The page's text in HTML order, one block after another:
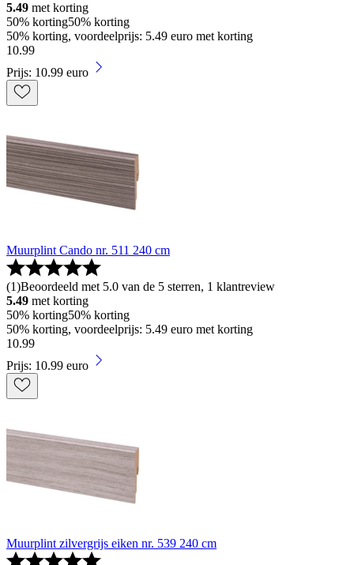
5.49 met korting
50% korting50% korting
50% korting, voordeelprijs: 5.49 euro met korting
10.99
Prijs: 10.99 euro
Muurplint Cando nr. 511 240 cm
(1)Beoordeeld met 5.0 van de 5 sterren, 1 klantreview
5.49 met korting
50% korting50% korting
50% korting, voordeelprijs: 5.49 euro met korting
10.99
Prijs: 10.99 euro
Muurplint zilvergrijs eiken nr. 539 240 cm